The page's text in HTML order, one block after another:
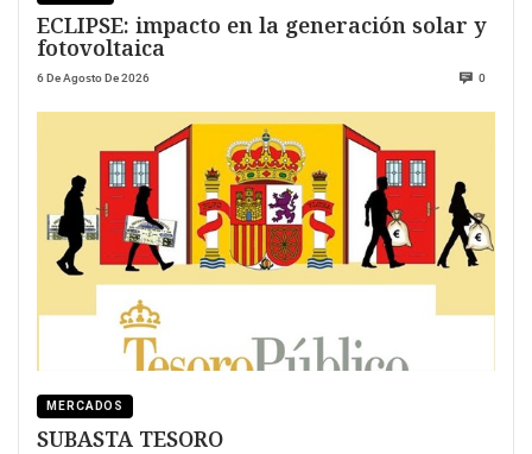
ECLIPSE: impacto en la generación solar y
fotovoltaica
6 De Agosto De 2026 0
MERCADOS
SUBASTA TESORO